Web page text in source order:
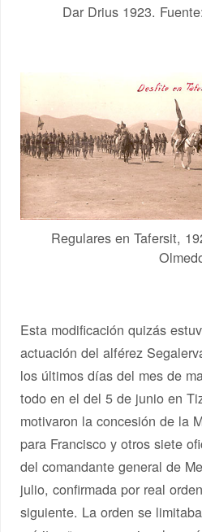
Dar Drius 1923.
Regulares en Tafersit,
Esta modificación quizás
actuación del alférez
los últimos días del mes de
todo en el del 5 de junio en
motivaron la concesión de la
para Francisco y otros siete
del comandante general de
julio, confirmada por real
siguiente. La orden se